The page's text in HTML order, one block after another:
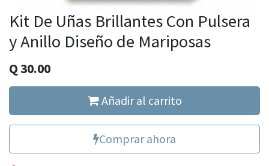
Kit De Uñas Brillantes Con Pulsera
y Anillo Diseño de Mariposas
Q30.00
Añadir al carrito
Comprar ahora